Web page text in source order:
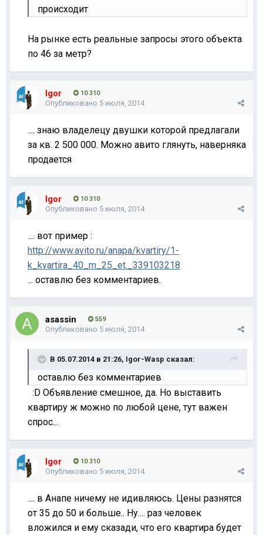
происходит
На рынке есть реальные запросы этого объекта
по 46 за метр?
Igor 10 310
Опубликовано 5 июля, 2014
.... знаю владелецу двушки которой предлагали
за кв. 2 500 000. Можно авито глянуть, наверняка
продается
Igor 10 310
Опубликовано 5 июля, 2014
.... вот пример :
http://www.avito.ru/anapa/kvartiry/1-
k_kvartira_40_m_25_et._339103218
... оставлю без комментариев.
asassin 559
Опубликовано 5 июля, 2014
В 05.07.2014 в 21:26, Igor-Wasp сказал:
оставлю без комментариев
:D Объявление смешное, да. Но выставить
квартиру ж можно по любой цене, тут важен
спрос...
Igor 10 310
Опубликовано 5 июля, 2014
.... в Анапе ничему не идивляюсь. Цены разнятся
от 35 до 50 и больше.. Ну.... раз человек
вложился и ему сказади, что его квартира будет